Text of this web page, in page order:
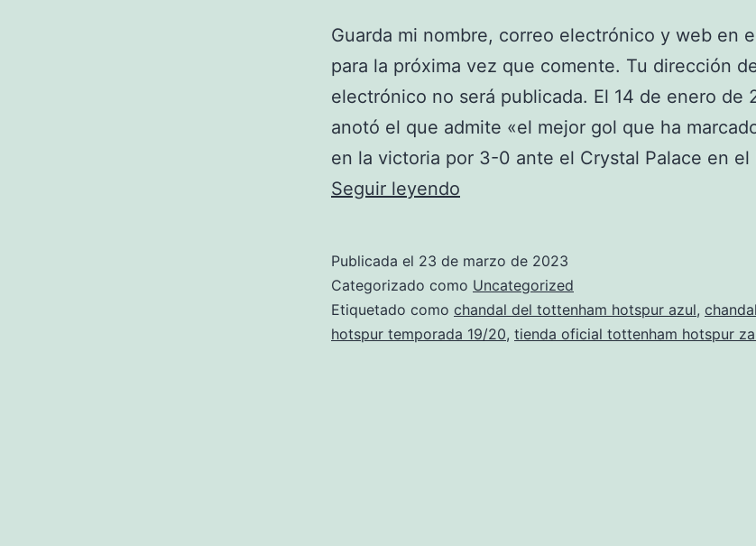
Guarda mi nombre, correo electrónico y web en
para la próxima vez que comente. Tu dirección
electrónico no será publicada. El 14 de enero de
anotó el que admite «el mejor gol que ha
en la victoria por 3-0 ante el Crystal Palace en el
Seguir leyendo
del
tottenham
hotspur
Publicada el 23 de marzo de 2023
Categorizado como Uncategorized
Etiquetado como chandal del tottenham hotspur azul,
hotspur temporada 19/20, tienda oficial tottenham hotspur